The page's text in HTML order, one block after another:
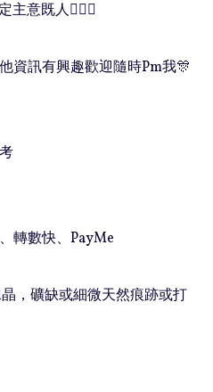
主意既人💁🏻‍♀️
資訊有興趣歡迎隨時Pm我🎊
轉數快、PayMe
，礦缺或細微天然痕跡或打